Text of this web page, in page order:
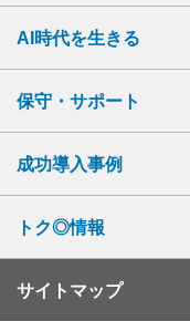
AI時代を生きる
保守・サポート
成功導入事例
トク◎情報
サイトマップ